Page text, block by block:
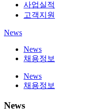
사업실적
고객지원
News
News
채용정보
News
채용정보
News